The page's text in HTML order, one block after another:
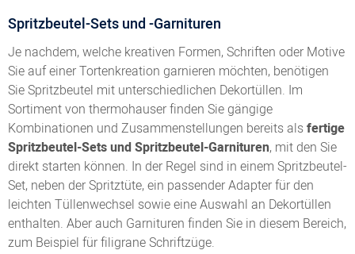
Spritzbeutel-Sets und -Garnituren
Je nachdem, welche kreativen Formen, Schriften oder Motive
Sie auf einer Tortenkreation garnieren möchten, benötigen
Sie Spritzbeutel mit unterschiedlichen Dekortüllen. Im
Sortiment von thermohauser finden Sie gängige
Kombinationen und Zusammenstellungen bereits alsfertige
Spritzbeutel-Sets und Spritzbeutel-Garnituren, mit den Sie
direkt starten können. In der Regel sind in einem Spritzbeutel-
Set, neben der Spritztüte, ein passender Adapter für den
leichten Tüllenwechsel sowie eine Auswahl an Dekortüllen
enthalten. Aber auch Garnituren finden Sie in diesem Bereich,
zum Beispiel für filigrane Schriftzüge.